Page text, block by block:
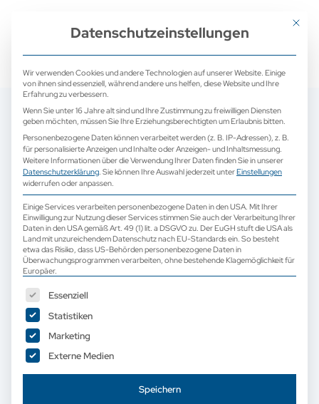
SIUI C3LN
Mit
Datenschutzeinstellungen
Wir verwenden Cookies und andere Technologien auf unserer Website. Einige
von ihnen sind essenziell, während andere uns helfen, diese Website und Ihre
Erfahrung zu verbessern.
Wenn Sie unter 16 Jahre alt sind und Ihre Zustimmung zu freiwilligen Diensten
geben möchten, müssen Sie Ihre Erziehungsberechtigten um Erlaubnis bitten.
Personenbezogene Daten können verarbeitet werden (z. B. IP-Adressen), z. B.
für personalisierte Anzeigen und Inhalte oder Anzeigen- und Inhaltsmessung.
Weitere Informationen über die Verwendung Ihrer Daten finden Sie in unserer
Datenschutzerklärung. Sie können Ihre Auswahl jederzeit unterEinstellungen
widerrufen oder anpassen.
Einige Services verarbeiten personenbezogene Daten in den USA. Mit Ihrer
Einwilligung zur Nutzung dieser Services stimmen Sie auch der Verarbeitung Ihrer
Daten in den USA gemäß Art. 49 (1) lit. a DSGVO zu. Der EuGH stuft die USA als
Land mit unzureichendem Datenschutz nach EU-Standards ein. So besteht
etwa das Risiko, dass US-Behörden personenbezogene Daten in
Überwachungsprogrammen verarbeiten, ohne bestehende Klagemöglichkeit für
Europäer.
Es folgt eine Liste der Service-Gruppen, für die eine
Essenziell
Statistiken
Marketing
Externe Medien
Speichern